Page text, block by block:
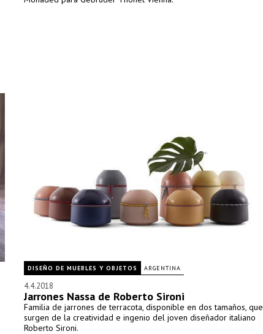
DISEÑO DE MUEBLES Y OBJETOS ARGENTINA
4.4.2018
Jarrones Nassa de Roberto Sironi
Familia de jarrones de terracota, disponible en dos tamaños, que
surgen de la creatividad e ingenio del joven diseñador italiano
Roberto Sironi.